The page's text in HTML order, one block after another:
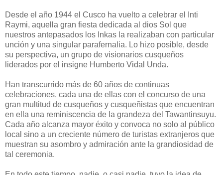
Desde el año 1944 el Cusco ha vuelto a celebrar el Inti
Raymi, aquella gran fiesta dedicada al dios Sol que
nuestros antepasados los Inkas la realizaban con particular
unción y una singular parafernalia. Lo hizo posible, desde
su perspectiva, un grupo de visionarios cusqueños
liderados por el insigne Humberto Vidal Unda.
Han transcurrido más de 60 años de continuas
celebraciones, cada una de ellas con el concurso de una
gran multitud de cusqueños y cusqueñistas que encuentran
en ella una reminiscencia de la grandeza del Tawantinsuyu.
Cada año alcanza mayor éxito y convoca no solo al público
local sino a un creciente número de turistas extranjeros que
muestran su asombro y admiración ante la grandiosidad de
tal ceremonia.